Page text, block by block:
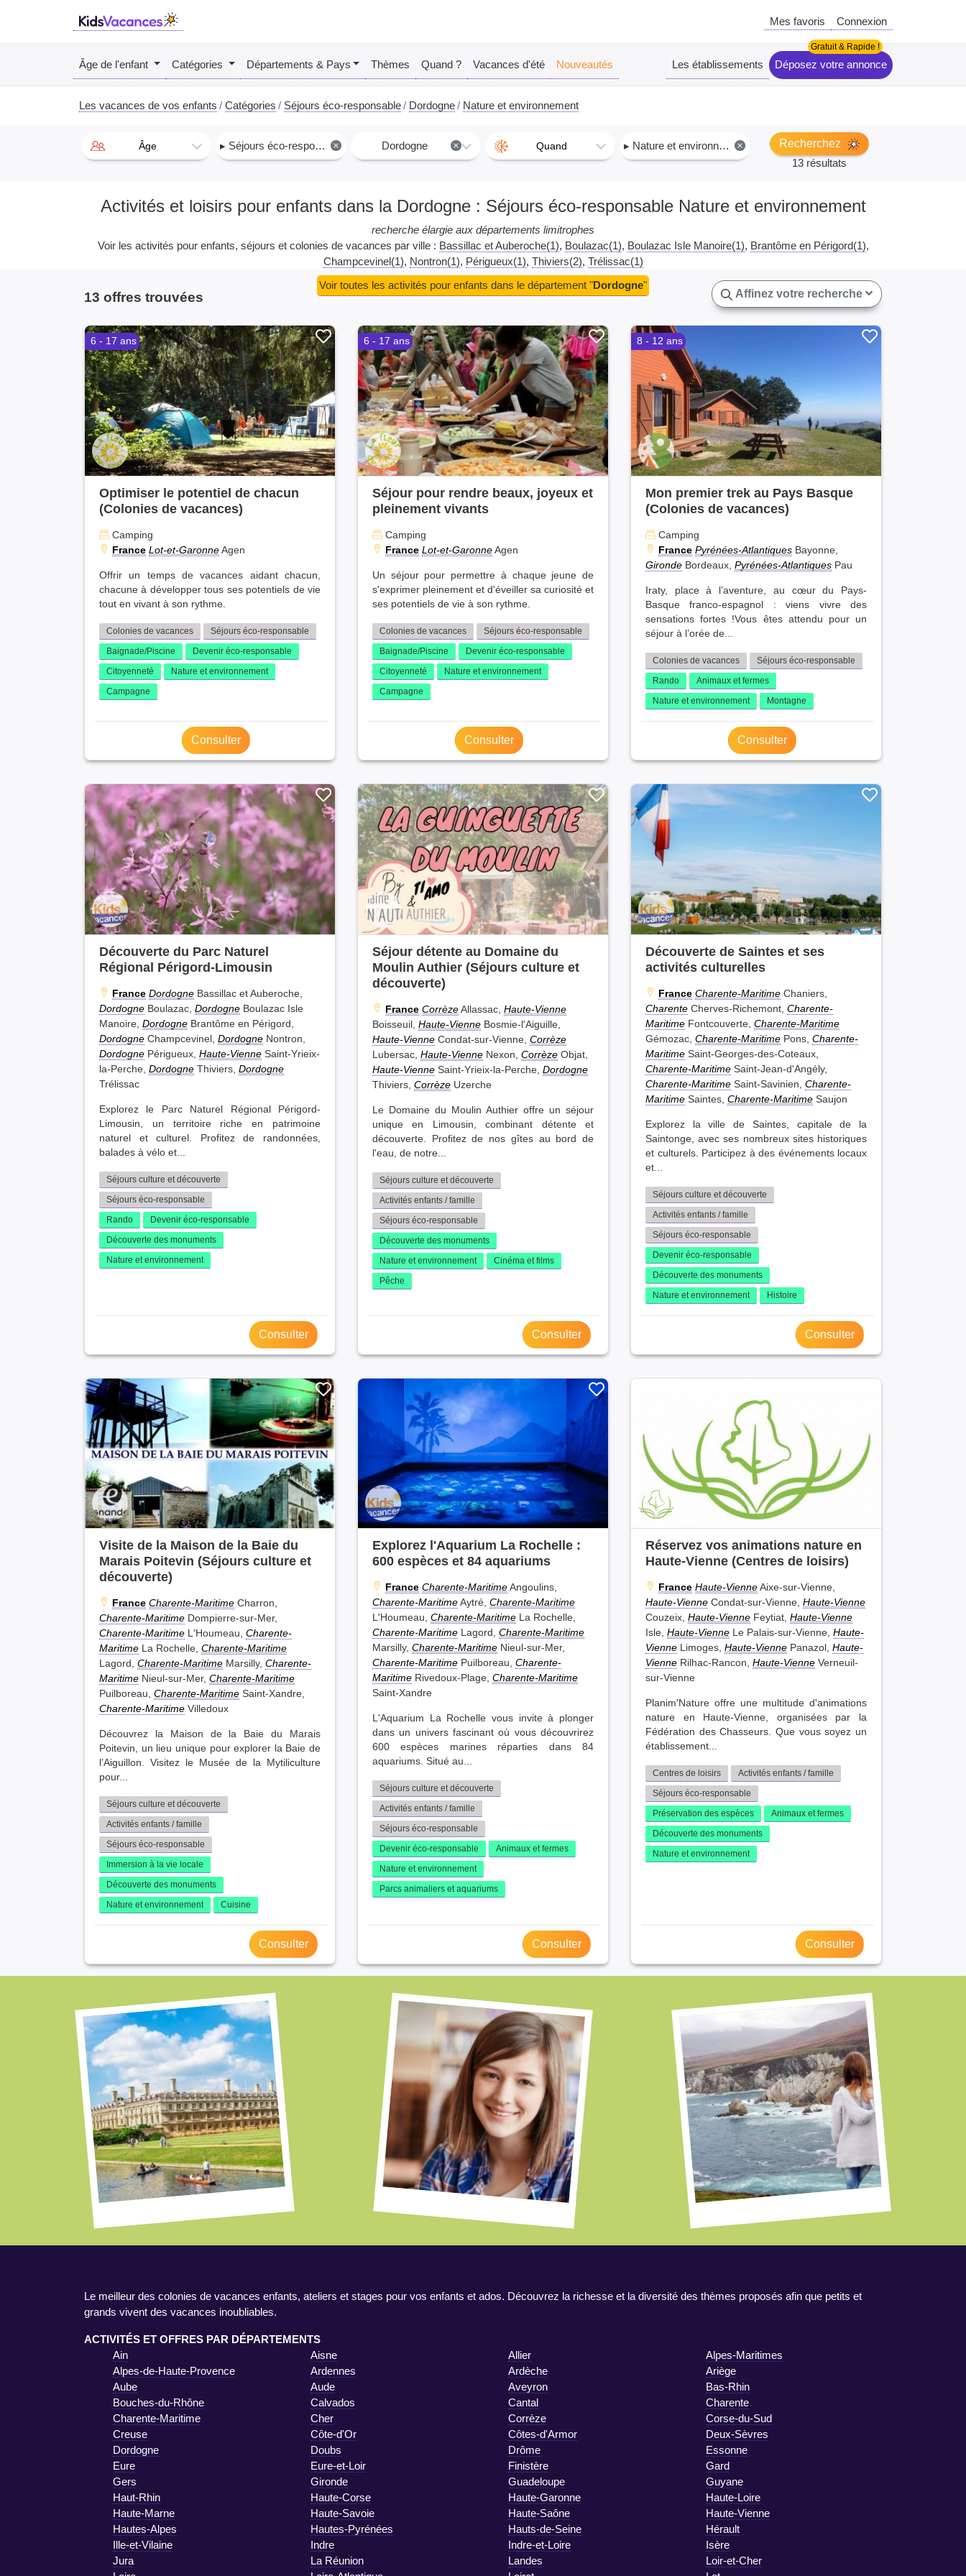
Mes favoris Connexion
Âge de l'enfant Catégories Départements & Pays Thèmes Quand ? Vacances d'été Nouveautés Les établissements Déposez votre annonce
Les vacances de vos enfants Catégories Séjours éco-responsable Dordogne Nature et environnement
Âge ×
▸ Séjours éco-responsable ×
Dordogne Quand ×
▸ Nature et environnement
Recherchez
13 résultats
Activités et loisirs pour enfants dans la Dordogne : Séjours éco-responsable Nature et environnement
recherche élargie aux départements limitrophes
Voir les activités pour enfants, séjours et colonies de vacances par ville : Bassillac et Auberoche(1) Boulazac(1) Boulazac Isle Manoire(1) Brantôme en Périgord(1)
Champcevinel(1) Nontron(1) Périgueux(1) Thiviers(2) Trélissac(1)
13 offres trouvées
Voir toutes les activités pour enfants dans le département "Dordogne"
Affinez votre recherche
6 - 17 ans
Optimiser le potentiel de chacun
(Colonies de vacances)
Camping
France Lot-et-GaronneAgen
Offrir un temps de vacances aidant chacun,
chacune à développer tous ses potentiels de vie
tout en vivant à son rythme.
Colonies de vacances
Séjours éco-responsable
Baignade/Piscine
Devenir éco-responsable
Citoyenneté
Nature et environnement
Campagne
Consulter
6 - 17 ans
Séjour pour rendre beaux, joyeux et
pleinement vivants
Camping
France Lot-et-GaronneAgen
Un séjour pour permettre à chaque jeune de
s'exprimer pleinement et d'éveiller sa curiosité et
ses potentiels de vie à son rythme.
Colonies de vacances
Séjours éco-responsable
Baignade/Piscine
Devenir éco-responsable
Citoyenneté
Nature et environnement
Campagne
Consulter
8 - 12 ans
Mon premier trek au Pays Basque
(Colonies de vacances)
Camping
France Pyrénées-Atlantiques Bayonne,
Gironde Bordeaux, Pyrénées-Atlantiques Pau
Iraty, place à l’aventure, au cœur du Pays-
Basque franco-espagnol : viens vivre des
sensations fortes !Vous êtes attendu pour un
séjour à l’orée de...
Colonies de vacances
Séjours éco-responsable
Rando
Animaux et fermes
Nature et environnement
Montagne
Consulter
Découverte du Parc Naturel
Régional Périgord-Limousin
France Dordogne Bassillac et Auberoche,
Dordogne Boulazac, Dordogne Boulazac Isle
Manoire, Dordogne Brantôme en Périgord,
Dordogne Champcevinel, Dordogne Nontron,
Dordogne Périgueux, Haute-Vienne Saint-Yrieix-
la-Perche, Dordogne Thiviers, Dordogne
Trélissac
Explorez le Parc Naturel Régional Périgord-
Limousin, un territoire riche en patrimoine
naturel et culturel. Profitez de randonnées,
balades à vélo et...
Séjours culture et découverte
Séjours éco-responsable
Rando
Devenir éco-responsable
Découverte des monuments
Nature et environnement
Consulter
Séjour détente au Domaine du
Moulin Authier (Séjours culture et
découverte)
France CorrèzeAllassac, Haute-Vienne
Boisseuil, Haute-Vienne Bosmie-l'Aiguille,
Haute-Vienne Condat-sur-Vienne, Corrèze
Lubersac, Haute-Vienne Nexon, Corrèze Objat,
Haute-Vienne Saint-Yrieix-la-Perche, Dordogne
Thiviers, Corrèze Uzerche
Le Domaine du Moulin Authier offre un séjour
unique en Limousin, combinant détente et
découverte. Profitez de nos gîtes au bord de
l'eau, de notre...
Séjours culture et découverte
Activités enfants / famille
Séjours éco-responsable
Découverte des monuments
Nature et environnement
Cinéma et films
Pêche
Consulter
Découverte de Saintes et ses
activités culturelles
France Charente-Maritime Chaniers,
Charente Cherves-Richemont, Charente-
Maritime Fontcouverte, Charente-Maritime
Gémozac, Charente-Maritime Pons, Charente-
Maritime Saint-Georges-des-Coteaux,
Charente-Maritime Saint-Jean-d'Angély,
Charente-Maritime Saint-Savinien, Charente-
Maritime Saintes, Charente-Maritime Saujon
Explorez la ville de Saintes, capitale de la
Saintonge, avec ses nombreux sites historiques
et culturels. Participez à des événements locaux
et...
Séjours culture et découverte
Activités enfants / famille
Séjours éco-responsable
Devenir éco-responsable
Découverte des monuments
Nature et environnement
Histoire
Consulter
Visite de la Maison de la Baie du
Marais Poitevin (Séjours culture et
découverte)
France Charente-Maritime Charron,
Charente-Maritime Dompierre-sur-Mer,
Charente-Maritime L'Houmeau, Charente-
Maritime La Rochelle, Charente-Maritime
Lagord, Charente-Maritime Marsilly, Charente-
Maritime Nieul-sur-Mer, Charente-Maritime
Puilboreau, Charente-Maritime Saint-Xandre,
Charente-Maritime Villedoux
Découvrez la Maison de la Baie du Marais
Poitevin, un lieu unique pour explorer la Baie de
l’Aiguillon. Visitez le Musée de la Mytiliculture
pour...
Séjours culture et découverte
Activités enfants / famille
Séjours éco-responsable
Immersion à la vie locale
Découverte des monuments
Nature et environnement
Cuisine
Consulter
Explorez l'Aquarium La Rochelle :
600 espèces et 84 aquariums
France Charente-MaritimeAngoulins,
Charente-MaritimeAytré, Charente-Maritime
L'Houmeau, Charente-Maritime La Rochelle,
Charente-Maritime Lagord, Charente-Maritime
Marsilly, Charente-Maritime Nieul-sur-Mer,
Charente-Maritime Puilboreau, Charente-
Maritime Rivedoux-Plage, Charente-Maritime
Saint-Xandre
L'Aquarium La Rochelle vous invite à plonger
dans un univers fascinant où vous découvrirez
600 espèces marines réparties dans 84
aquariums. Situé au...
Séjours culture et découverte
Activités enfants / famille
Séjours éco-responsable
Devenir éco-responsable
Animaux et fermes
Nature et environnement
Parcs animaliers et aquariums
Consulter
Réservez vos animations nature en
Haute-Vienne (Centres de loisirs)
France Haute-VienneAixe-sur-Vienne,
Haute-Vienne Condat-sur-Vienne, Haute-Vienne
Couzeix, Haute-Vienne Feytiat, Haute-Vienne
Isle, Haute-Vienne Le Palais-sur-Vienne, Haute-
Vienne Limoges, Haute-Vienne Panazol, Haute-
Vienne Rilhac-Rancon, Haute-Vienne Verneuil-
sur-Vienne
Planim'Nature offre une multitude d'animations
nature en Haute-Vienne, organisées par la
Fédération des Chasseurs. Que vous soyez un
établissement...
Centres de loisirs
Activités enfants / famille
Séjours éco-responsable
Préservation des espèces
Animaux et fermes
Découverte des monuments
Nature et environnement
Consulter
Le meilleur des colonies de vacances enfants, ateliers et stages pour vos enfants et ados. Découvrez la richesse et la diversité des thèmes proposés afin que petits et
grands vivent des vacances inoubliables.
ACTIVITÉS ET OFFRES PAR DÉPARTEMENTS
Ain
Aisne Allier
Alpes-Maritimes
Alpes-de-Haute-Provence
Ardennes Ardèche
Ariège
Aube
Aude Aveyron
Bas-Rhin
Bouches-du-Rhône
Calvados Cantal
Charente
Charente-Maritime
Cher Corrèze
Corse-du-Sud
Creuse
Côte-d'Or Côtes-d'Armor
Deux-Sèvres
Dordogne
Doubs Drôme
Essonne
Eure
Eure-et-Loir Finistère
Gard
Gers
Gironde Guadeloupe
Guyane
Haut-Rhin
Haute-Corse Haute-Garonne
Haute-Loire
Haute-Marne
Haute-Savoie Haute-Saône
Haute-Vienne
Hautes-Alpes
Hautes-Pyrénées Hauts-de-Seine
Hérault
Ille-et-Vilaine
Indre Indre-et-Loire
Isère
Jura
La Réunion Landes
Loir-et-Cher